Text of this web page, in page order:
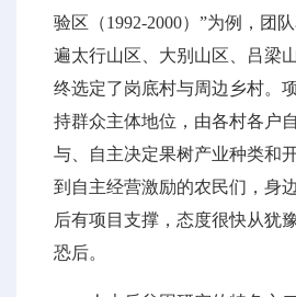
验区（1992-2000）”为例，团
遍太行山区、大别山区、吕梁
终选定了岗底村与周边乡村。
持群众主体地位，由各村各户
与、自主决定果树产业种类和
到自主经营激励的农民们，身
后有项目支撑，态度很快从犹
恐后。